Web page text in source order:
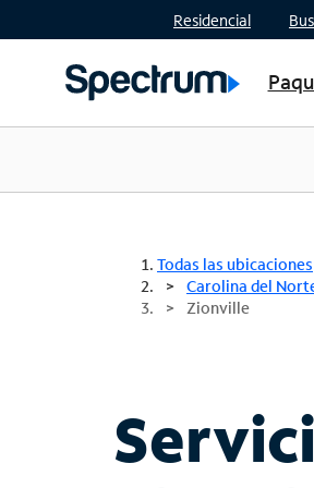
Residencial
Todas las ubicaciones
Carolina del
Zionville